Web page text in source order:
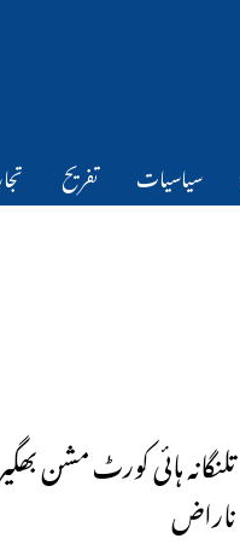
سیاسیات تفریح
تلنگانہ ہائی کورٹ مشن
ناراض